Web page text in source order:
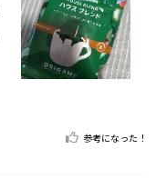
参考になった！